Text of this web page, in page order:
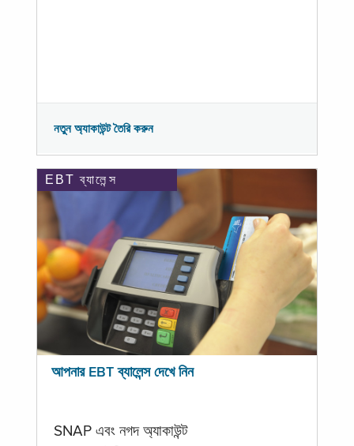
নতুন অ্যাকাউন্ট তৈরি করুন
EBT ব্যালেন্স
আপনার EBT ব্যালেন্স দেখে নিন
SNAP এবং নগদ অ্যাকাউন্ট